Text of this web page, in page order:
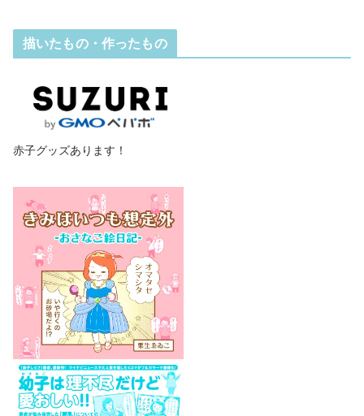
描いたもの・作ったもの
赤子グッズあります！